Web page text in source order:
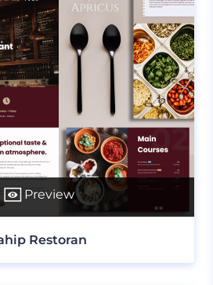
Preview
Restoran